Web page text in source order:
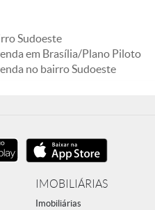
Sudoeste
em Brasília/Plano Piloto
no bairro Sudoeste
IMOBILIÁRIAS
Imobiliárias